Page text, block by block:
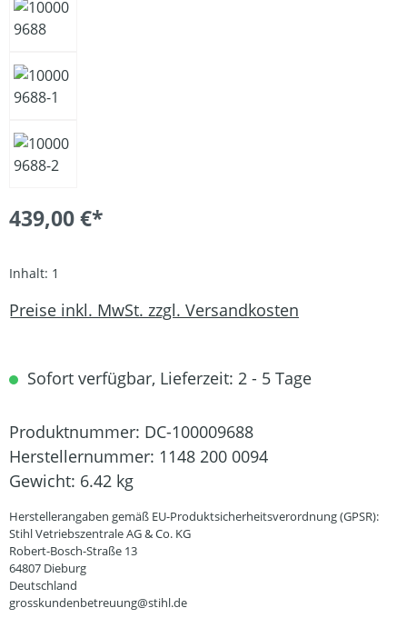
439,00 €*
Inhalt: 1
Preise inkl. MwSt. zzgl. Versandkosten
Sofort verfügbar, Lieferzeit: 2 - 5 Tage
Produktnummer: DC-100009688
Herstellernummer: 1148 200 0094
Gewicht: 6.42 kg
Herstellerangaben gemäß EU-Produktsicherheitsverordnung (GPSR):
Stihl Vetriebszentrale AG & Co. KG
Robert-Bosch-Straße 13
64807 Dieburg
Deutschland
grosskundenbetreuung@stihl.de